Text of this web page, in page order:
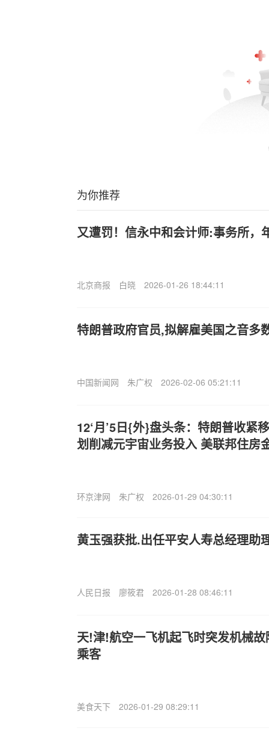
为你推荐
又遭罚！信永中和会计师:事务所，
北京商报 白晓 2026-01-26 18:44:11
特朗普政府官员,拟解雇美国之音多
中国新闻网 朱广权 2026-02-06 05:21:11
12‘月’5日{外}盘头条：特朗普收紧
划削减元宇宙业务投入 美联邦住房
环京津网 朱广权 2026-01-29 04:30:11
黄玉强获批.出任平安人寿总经理助
人民日报 廖筱君 2026-01-28 08:46:11
天!津!航空一飞机起飞时突发机械
乘客
美食天下 2026-01-29 08:29:11